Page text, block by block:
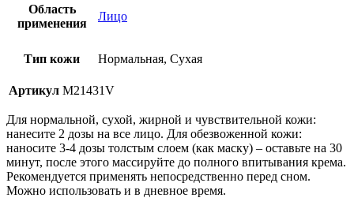
Область
применения
Лицо
Тип кожи Нормальная, Сухая
Артикул M21431V
Для нормальной, сухой, жирной и чувствительной кожи:
нанесите 2 дозы на все лицо. Для обезвоженной кожи:
наносите 3-4 дозы толстым слоем (как маску) – оставьте на 30
минут, после этого массируйте до полного впитывания крема.
Рекомендуется применять непосредственно перед сном.
Можно использовать и в дневное время.